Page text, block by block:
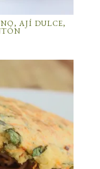
AJÍ DULCE,